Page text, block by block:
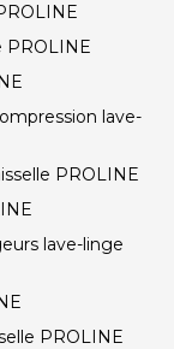
PROLINE
lave-
PROLINE
lave-linge
PROLINE